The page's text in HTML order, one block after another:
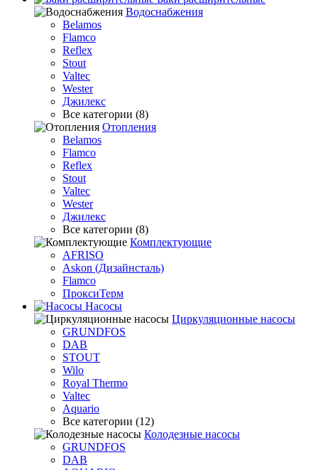
Водоснабжения
Belamos
Flamco
Reflex
Stout
Valtec
Wester
Джилекс
Все категории (8)
Отопления
Belamos
Flamco
Reflex
Stout
Valtec
Wester
Джилекс
Все категории (8)
Комплектующие
AFRISO
Askon (Дизайнсталь)
Flamco
ПроксиТерм
Насосы
Циркуляционные насосы
GRUNDFOS
DAB
STOUT
Wilo
Royal Thermo
Valtec
Aquario
Все категории (12)
Колодезные насосы
GRUNDFOS
DAB